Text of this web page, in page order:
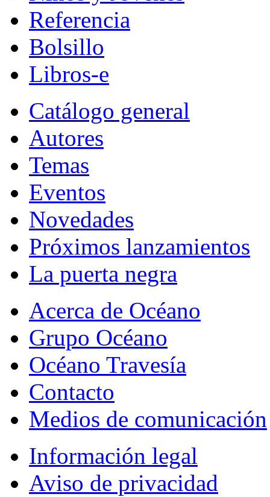
Referencia
Bolsillo
Libros-e
Catálogo general
Autores
Temas
Eventos
Novedades
Próximos lanzamientos
La puerta negra
Acerca de Océano
Grupo Océano
Océano Travesía
Contacto
Medios de comunicación
Información legal
Aviso de privacidad